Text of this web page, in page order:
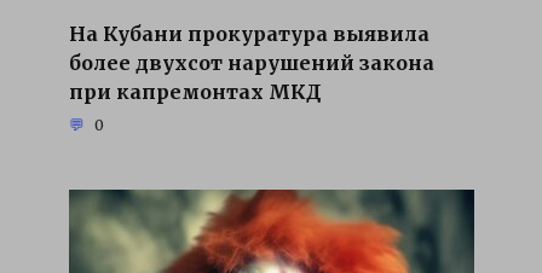
На Кубани прокуратура выявила
более двухсот нарушений закона
при капремонтах МКД
0